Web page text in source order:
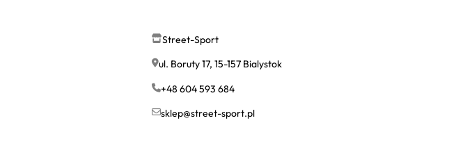
Street-Sport
ul. Boruty 17, 15-157 Bialystok
+48 604 593 684
sklep@street-sport.pl